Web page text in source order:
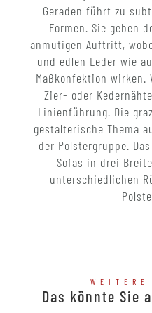
Geraden führt zu
Formen. Sie geben
anmutigen Auftritt,
und edlen Leder wie
Maßkonfektion wirken.
Zier- oder
Linienführung. Die
gestalterische Thema
der Polstergruppe.
Sofas in drei
unterschiedlichen
WEITERE
Das könnte Sie